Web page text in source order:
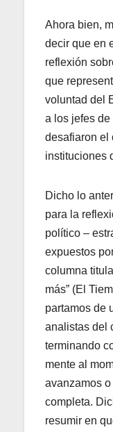
Ahora bien,
decir que en
reflexión
que
voluntad del
a los jefes
desafiaron el
instituciones
Dicho lo
para la
político –
expuestos
columna
más” (El
partamos de
analistas del
terminando
mente al
avanzamos
completa.
resumir en